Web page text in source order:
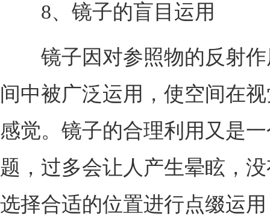
8、镜子的盲目运用
镜子因对参照物的反射作
间中被广泛运用，使空间在
感觉。镜子的合理利用又是
题，过多会让人产生晕眩，
选择合适的位置进行点缀运